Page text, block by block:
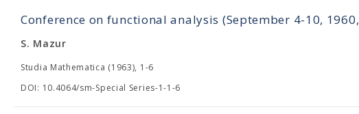
Conference on functional analysis (September 4-10,
S. Mazur
Studia Mathematica (1963), 1-6
DOI: 10.4064/sm-Special Series-1-1-6